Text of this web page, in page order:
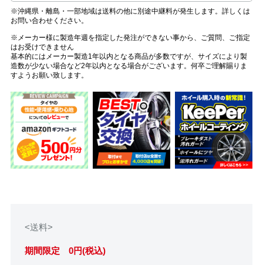
※沖縄県・離島・一部地域は送料の他に別途中継料が発生します。詳しくは
お問い合わせください。
※メーカー様に製造年週を指定した発注ができない事から、ご質問、ご指定
はお受けできません
基本的にはメーカー製造1年以内となる商品が多数ですが、サイズにより製
造数が少ない場合など2年以内となる場合がございます。何卒ご理解賜りま
すようお願い致します。
<送料>
期間限定 0円(税込)